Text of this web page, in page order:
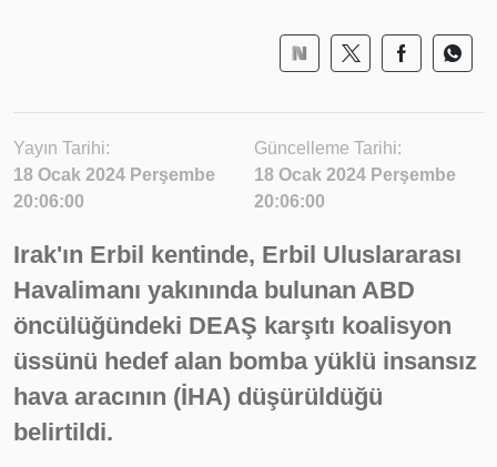
Yayın Tarihi:
18 Ocak 2024 Perşembe
20:06:00
Güncelleme Tarihi:
18 Ocak 2024 Perşembe
20:06:00
Irak'ın Erbil kentinde, Erbil Uluslararası
Havalimanı yakınında bulunan ABD
öncülüğündeki DEAŞ karşıtı koalisyon
üssünü hedef alan bomba yüklü insansız
hava aracının (İHA) düşürüldüğü
belirtildi.